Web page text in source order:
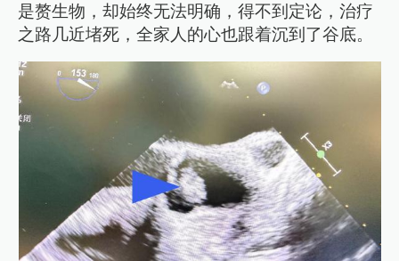
是赘生物，却始终无法明确，得不到定论，治疗
之路几近堵死，全家人的心也跟着沉到了谷底。